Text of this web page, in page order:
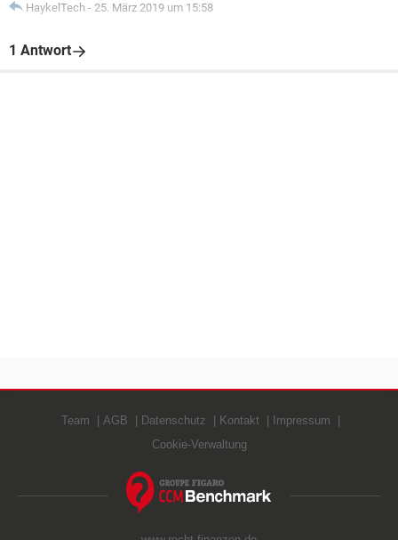
HaykelTech - 25. März 2019 um 15:58
1 Antwort
Team AGB Datenschutz Kontakt
Impressum
Cookie-Verwaltung